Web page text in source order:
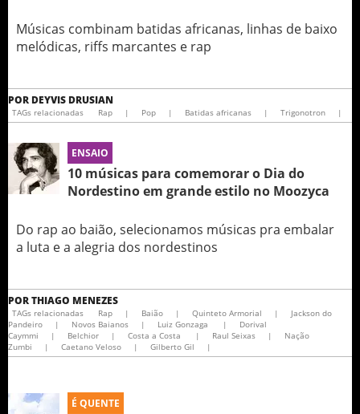
Músicas combinam batidas africanas, linhas de baixo
melódicas, riffs marcantes e rap
POR DEYVIS DRUSIAN
TAGs relacionadas Rap | Pop | Batidas africanas | Trigonotron |
ENSAIO
10 músicas para comemorar o Dia do
Nordestino em grande estilo no Moozyca
Do rap ao baião, selecionamos músicas pra embalar
a luta e a alegria dos nordestinos
PORTHIAGO MENEZES
TAGs relacionadas Rap | Baião | Quinteto Armorial |
Jackson do
Pandeiro
| Novos Baianos | Luiz Gonzaga |
Dorival
Caymmi
| Belchior | Costa a Costa | Raul Seixas |
Nação
Zumbi
| Caetano Veloso | Gilberto Gil |
É QUENTE